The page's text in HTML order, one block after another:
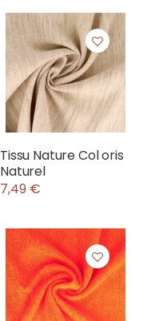
Tissu Nature Col oris
Naturel
7,49 €